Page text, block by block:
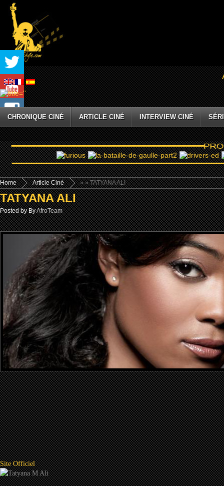
CHRONIQUE CINÉ ARTICLE CINÉ INTERVIEW CINÉ
Home »
Article Ciné » TATYANA ALI
TATYANA ALI
Posted by ByAfroTeam
Site Officiel